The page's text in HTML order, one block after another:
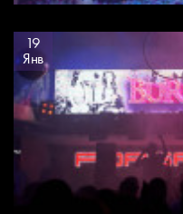
19
Янв